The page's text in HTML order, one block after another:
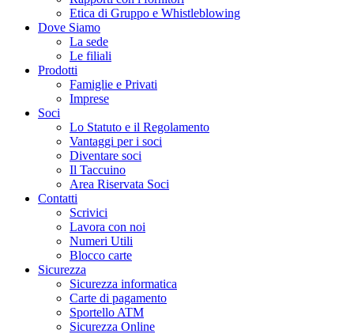
Etica di Gruppo e Whistleblowing
Dove Siamo
La sede
Le filiali
Prodotti
Famiglie e Privati
Imprese
Soci
Lo Statuto e il Regolamento
Vantaggi per i soci
Diventare soci
Il Taccuino
Area Riservata Soci
Contatti
Scrivici
Lavora con noi
Numeri Utili
Blocco carte
Sicurezza
Sicurezza informatica
Carte di pagamento
Sportello ATM
Sicurezza Online